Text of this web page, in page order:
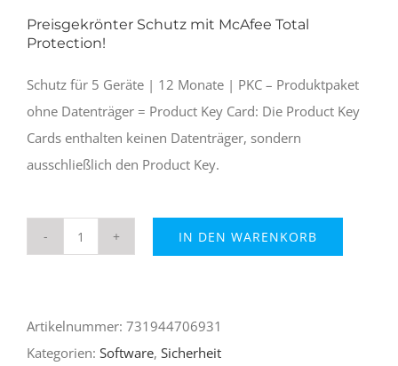
Preisgekrönter Schutz mit McAfee Total
Protection!
Schutz für 5 Geräte | 12 Monate | PKC – Produktpaket
ohne Datenträger = Product Key Card: Die Product Key
Cards enthalten keinen Datenträger, sondern
ausschließlich den Product Key.
5
Geräte
IN DEN WARENKORB
Artikelnummer: 731944706931
Kategorien: Software, Sicherheit